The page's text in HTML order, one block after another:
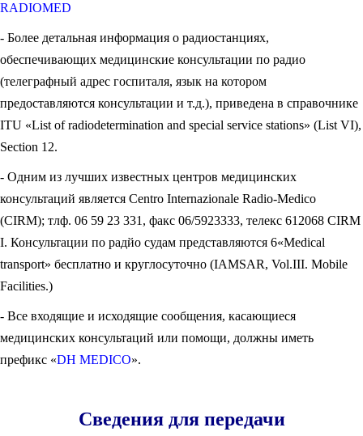
RADIOMED
- Более детальная информация о радиостанциях,
обеспечивающих медицинские консультации по радио
(телеграфный адрес госпиталя, язык на котором
предоставляются консультации и т.д.), приведена в справочнике
ITU «List of radiodetermination and special service stations» (List VI),
Section 12.
- Одним из лучших известных центров медицинских
консультаций является Centro Internazionale Radio-Medico
(CIRM); тлф. 06 59 23 331, факс 06/5923333, телекс 612068 CIRM
I. Консультации по радйо судам представляются 6«Medical
transport» бесплатно и круглосуточно (IAMSAR, Vol.III. Mobile
Facilities.)
- Все входящие и исходящие сообщения, касающиеся
медицинских консультаций или помощи, должны иметь
префикс «DH MEDICO».
Сведения для передачи